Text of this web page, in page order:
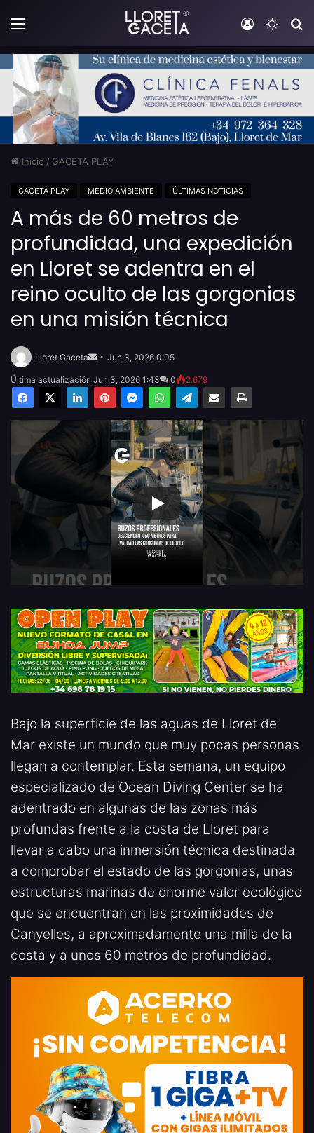
Menú Iniciar
Inicio / GACETA PLAY
GACETA PLAY MEDIO AMBIENTE ÚLTIMAS NOTICIAS
A más de 60 metros de
profundidad, una expedición
en Lloret se adentra en el
reino oculto de las gorgonias
en una misión técnica
Lloret Gaceta
email
Jun 3, 2026 0:05
Última actualización Jun 3, 2026 1:43 0 2.679
Facebook
X LinkedInPinterestMessengerWhatsAppTelegramCompartir por email Imprimir
Bajo la superficie de las aguas de Lloret de
Mar existe un mundo que muy pocas personas
llegan a contemplar. Esta semana, un equipo
especializado de Ocean Diving Center se ha
adentrado en algunas de las zonas más
profundas frente a la costa de Lloret para
llevar a cabo una inmersión técnica destinada
a comprobar el estado de las gorgonias, unas
estructuras marinas de enorme valor ecológico
que se encuentran en las proximidades de
Canyelles, a aproximadamente una milla de la
costa y a unos 60 metros de profundidad.